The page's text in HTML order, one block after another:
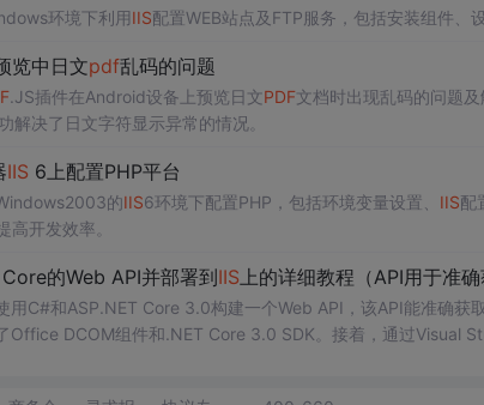
环境下利用IIS配置WEB站点及FTP服务，包括安装组件、
览中日文pdf乱码的问题
.JS插件在Android设备上预览日文PDF文档时出现乱码的问题
决了日文字符显示异常的情况。
IIS 6上配置PHP平台
的IIS6环境下配置PHP，包括环境变量设置、 IIS配
高开发效率。
的Web API并部署到IIS上的详细教程（API用于准
用C#和ASP.NET Core 3.0构建一个Web API，该API能准确获
Office DCOM组件和.NET Core 3.0 SDK。接着，通过Visual